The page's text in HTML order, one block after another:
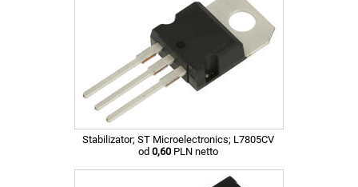
Stabilizator; ST Microelectronics; L7805CV
od 0,60 PLN netto